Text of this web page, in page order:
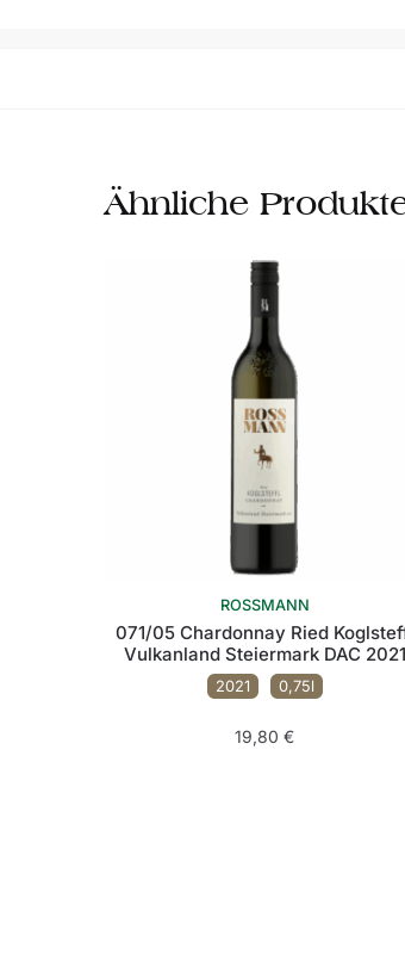
Ähnliche
ROSSMANN
071/05 Chardonnay Ried
Vulkanland Steiermark DAC 2021
2021 0,75l
19,80 €